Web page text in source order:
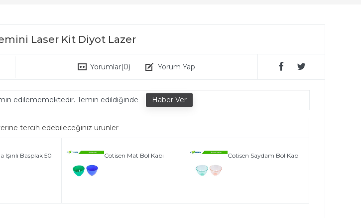
Laser Kit Diyot Lazer
Yorumlar(0) Yorum Yap
edilememektedir. Temin edildiğinde
tercih edebileceğiniz ürünler
Işınlı Basplak 50
Cotisen Mat Bol Kabı Cotisen Saydam Bol Kabı